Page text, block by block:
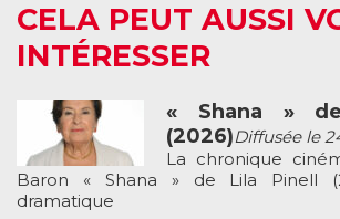
CELA PEUT AUSSI
INTÉRESSER
« Shana »
(2026)Diffusée le
La chronique
Baron « Shana » de Lila Pinell
dramatique